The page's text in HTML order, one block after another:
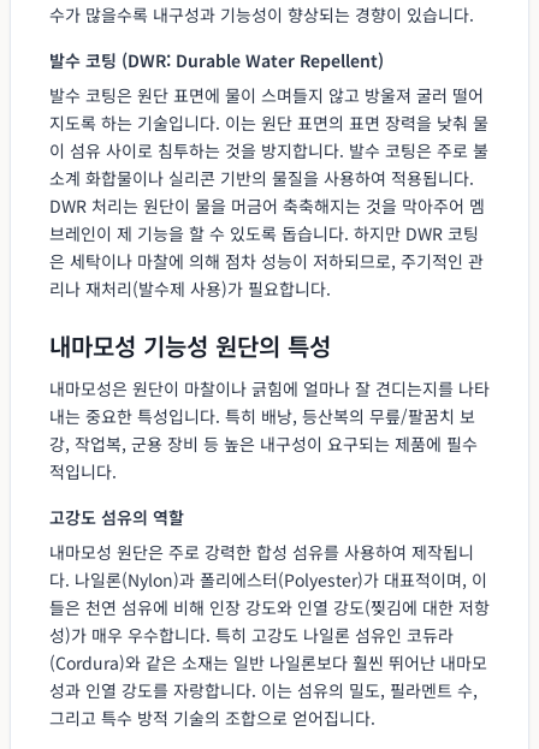
수가 많을수록 내구성과 기능성이 향상되는 경향이 있습니다.
발수 코팅 (DWR: Durable Water Repellent)
발수 코팅은 원단 표면에 물이 스며들지 않고 방울져 굴러 떨어
지도록 하는 기술입니다. 이는 원단 표면의 표면 장력을 낮춰 물
이 섬유 사이로 침투하는 것을 방지합니다. 발수 코팅은 주로 불
소계 화합물이나 실리콘 기반의 물질을 사용하여 적용됩니다.
DWR 처리는 원단이 물을 머금어 축축해지는 것을 막아주어 멤
브레인이 제 기능을 할 수 있도록 돕습니다. 하지만 DWR 코팅
은 세탁이나 마찰에 의해 점차 성능이 저하되므로, 주기적인 관
리나 재처리(발수제 사용)가 필요합니다.
내마모성 기능성 원단의 특성
내마모성은 원단이 마찰이나 긁힘에 얼마나 잘 견디는지를 나타
내는 중요한 특성입니다. 특히 배낭, 등산복의 무릎/팔꿈치 보
강, 작업복, 군용 장비 등 높은 내구성이 요구되는 제품에 필수
적입니다.
고강도 섬유의 역할
내마모성 원단은 주로 강력한 합성 섬유를 사용하여 제작됩니
다. 나일론(Nylon)과 폴리에스터(Polyester)가 대표적이며, 이
들은 천연 섬유에 비해 인장 강도와 인열 강도(찢김에 대한 저항
성)가 매우 우수합니다. 특히 고강도 나일론 섬유인 코듀라
(Cordura)와 같은 소재는 일반 나일론보다 훨씬 뛰어난 내마모
성과 인열 강도를 자랑합니다. 이는 섬유의 밀도, 필라멘트 수,
그리고 특수 방적 기술의 조합으로 얻어집니다.